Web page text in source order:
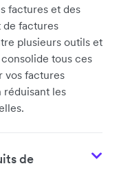
factures et des
de factures
plusieurs outils et
tous ces
vos factures
réduisant les
de